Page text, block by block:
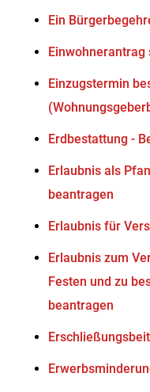
Ein
Einwohnerantrag
Einzugstermin
Erdbestattung -
Erlaubnis als
beantragen
Erlaubnis für
Erlaubnis zum
Festen und zu
beantragen